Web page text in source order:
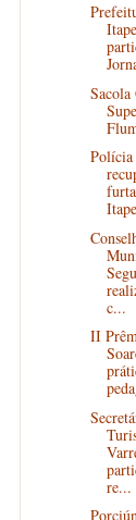
Sacola
c...
II
re...